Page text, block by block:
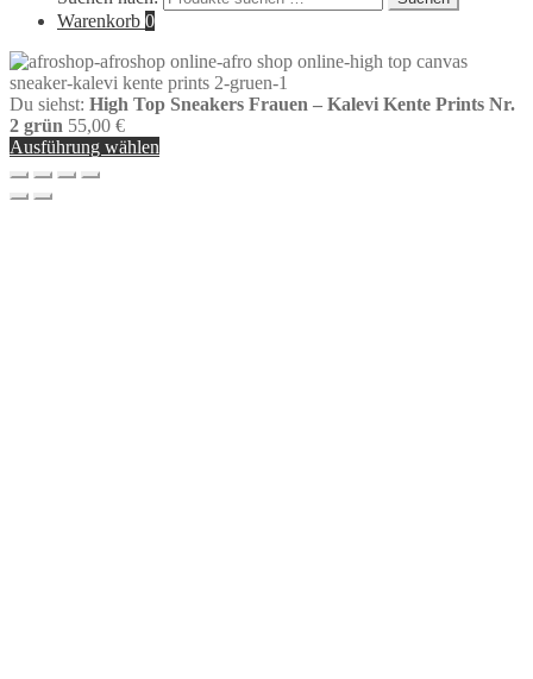
Warenkorb 0
Du siehst: High Top Sneakers Frauen – Kalevi Kente Prints Nr.
2 grün 55,00 €
Ausführung wählen